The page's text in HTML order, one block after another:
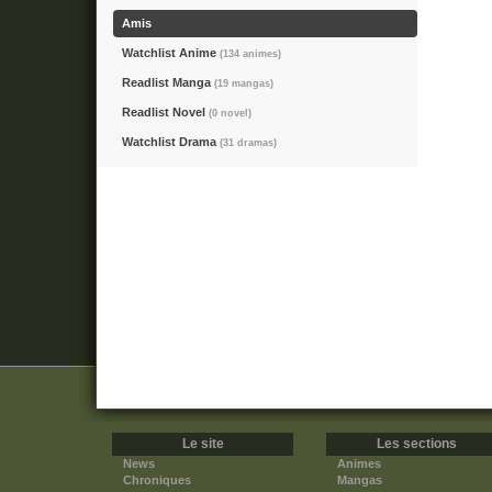
Amis
Watchlist Anime (134 animes)
Readlist Manga (19 mangas)
Readlist Novel (0 novel)
Watchlist Drama (31 dramas)
Le site
News
Chroniques
Les sections
Animes
Mangas